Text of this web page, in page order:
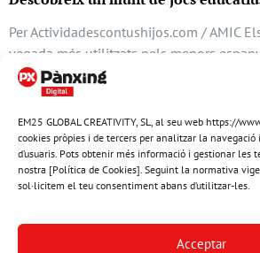
EM25 GLOBAL CREATIVITY, SL, al seu web https://
cookies pròpies i de tercers per analitzar la navegació
d’usuaris. Pots obtenir més informació i gestionar les
nostra [Política de Cookies]. Seguint la normativa
sol·licitem el teu consentiment abans d’utilitzar-les.
Acceptar
Per Actividadescontushijos.com / AMIC
vegada més utilitzats pels menors
avança oferint molta diversitat de jocs,
la connectiv …
4 agost del 2020